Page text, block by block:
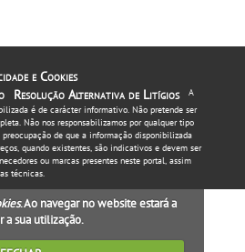
e Cookies
Resolução Alternativa de Litígios
A
é de carácter informativo. Não pretende ser
Não nos responsabilizamos por qualquer tipo
de que a informação disponibilizada
quando existentes, são indicativos e devem ser
ou marcas presentes neste portal, assim
técnicas.
. Ao navegar no website estará a
a sua utilização.